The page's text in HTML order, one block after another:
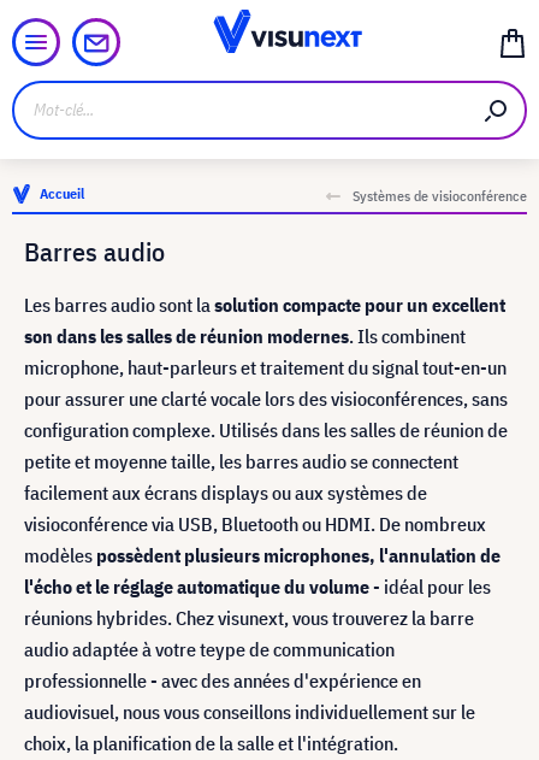
Accueil Systèmes de visioconférence
Barres audio
Les barres audio sont lasolution compacte pour un excellent
son dans les salles de réunion modernes. Ils combinent
microphone, haut-parleurs et traitement du signal tout-en-un
pour assurer une clarté vocale lors des visioconférences, sans
configuration complexe. Utilisés dans les salles de réunion de
petite et moyenne taille, les barres audio se connectent
facilement aux écrans displays ou aux systèmes de
visioconférence via USB, Bluetooth ou HDMI. De nombreux
modèles possèdent plusieurs microphones, l'annulation de
l'écho et le réglage automatique du volume- idéal pour les
réunions hybrides. Chez visunext, vous trouverez la barre
audio adaptée à votre teype de communication
professionnelle - avec des années d'expérience en
audiovisuel, nous vous conseillons individuellement sur le
choix, la planification de la salle et l'intégration.